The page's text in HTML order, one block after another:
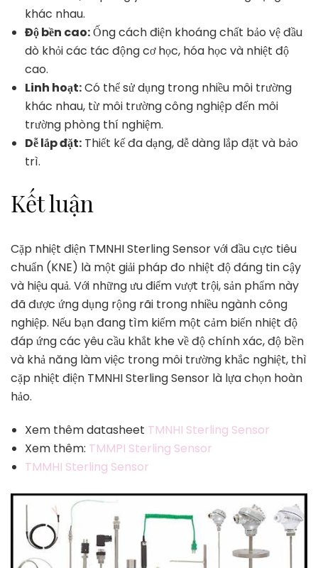
khác nhau.
Độ bền cao:Ống cách điện khoáng chất bảo vệ đầu
dò khỏi các tác động cơ học, hóa học và nhiệt độ
cao.
Linh hoạt:Có thể sử dụng trong nhiều môi trường
khác nhau, từ môi trường công nghiệp đến môi
trường phòng thí nghiệm.
Dễ lắp đặt: Thiết kế đa dạng, dễ dàng lắp đặt và bảo
trì.
Kết luận
Cặp nhiệt điện TMNHI Sterling Sensor với đầu cực tiêu
chuẩn (KNE) là một giải pháp đo nhiệt độ đáng tin cậy
và hiệu quả. Với những ưu điểm vượt trội, sản phẩm này
đã được ứng dụng rộng rãi trong nhiều ngành công
nghiệp. Nếu bạn đang tìm kiếm một cảm biến nhiệt độ
đáp ứng các yêu cầu khắt khe về độ chính xác, độ bền
và khả năng làm việc trong môi trường khắc nghiệt, thì
cặp nhiệt điện TMNHI Sterling Sensor là lựa chọn hoàn
hảo.
Xem thêm datasheet TMNHI Sterling Sensor
Xem thêm: TMMPI Sterling Sensor
TMMHI Sterling Sensor